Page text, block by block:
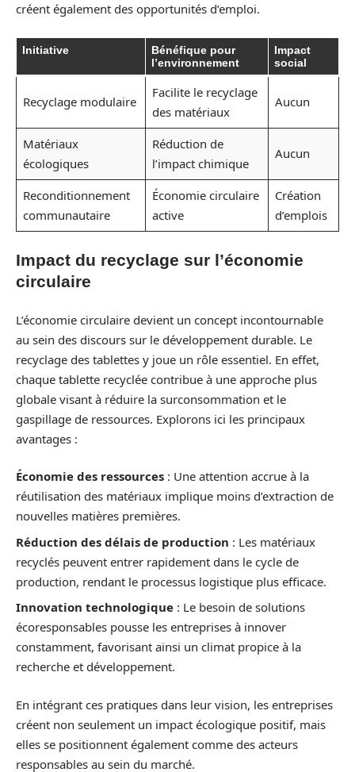
créent également des opportunités d’emploi.
Initiative
Bénéfique pour
l’environnement
Impact
social
Recyclage modulaire
Facilite le recyclage
des matériaux
Aucun
Matériaux
écologiques
Réduction de
l’impact chimique
Aucun
Reconditionnement
communautaire
Économie circulaire
active
Création
d’emplois
Impact du recyclage sur l’économie
circulaire
L’économie circulaire devient un concept incontournable
au sein des discours sur le développement durable. Le
recyclage des tablettes y joue un rôle essentiel. En effet,
chaque tablette recyclée contribue à une approche plus
globale visant à réduire la surconsommation et le
gaspillage de ressources. Explorons ici les principaux
avantages :
Économie des ressources : Une attention accrue à la
réutilisation des matériaux implique moins d’extraction de
nouvelles matières premières.
Réduction des délais de production : Les matériaux
recyclés peuvent entrer rapidement dans le cycle de
production, rendant le processus logistique plus efficace.
Innovation technologique : Le besoin de solutions
écoresponsables pousse les entreprises à innover
constamment, favorisant ainsi un climat propice à la
recherche et développement.
En intégrant ces pratiques dans leur vision, les entreprises
créent non seulement un impact écologique positif, mais
elles se positionnent également comme des acteurs
responsables au sein du marché.